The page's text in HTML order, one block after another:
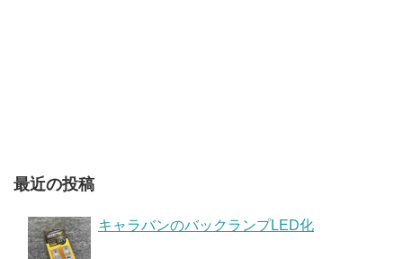
最近の投稿
キャラバンのバックランプLED化